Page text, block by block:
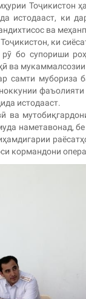
Тоҷикистон
истодааст, ки
ва
ки
бо супориши
ва
самти мубориза
истодааст.
ва
наметавонад,
кормандони